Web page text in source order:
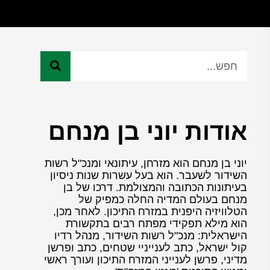
אודות יוני בן מנחם
יוני בן מנחם הוא מזרחן, עיתונאי ומנכ"ל רשות
השידור לשעבר. הוא בעל עשרות שנות ניסיון
בעיתונות הכתובה והמצולמת. דרכו של בן
מנחם בעולם המדיה החלה כמפיק של
הטלוויזיה היפנית במזרח התיכון. לאחר מכן,
הוא מילא תפקידי מפתח רבים בתקשורת
הישראלית: מנכ"ל רשות השידור, מנהל רדיו
קול ישראל, כתב לענייניי שטחים, כתב ופרשן
מדיני, פרשן לענייני המזרח התיכון ועורך ראשי